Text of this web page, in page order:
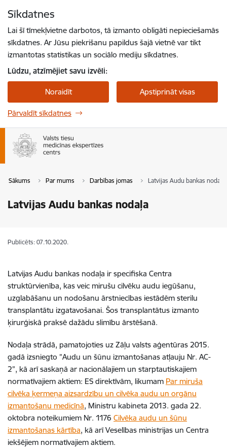
Sīkdatnes
Lai šī tīmekļvietne darbotos, tā izmanto obligāti nepieciešamās
sīkdatnes. Ar Jūsu piekrišanu papildus šajā vietnē var tikt
izmantotas statistikas un sociālo mediju sīkdatnes.
Lūdzu, atzīmējiet savu izvēli:
Noraidīt Apstiprināt visas
Pārvaldīt sīkdatnes
Sākums Par mums Darbības jomas Latvijas Audu bankas nodaļa
Latvijas Audu bankas nodaļa
Publicēts: 07.10.2020.
Latvijas Audu bankas nodaļa ir specifiska Centra
struktūrvienība, kas veic mirušu cilvēku audu iegūšanu,
uzglabāšanu un nodošanu ārstniecības iestādēm sterilu
transplantātu izgatavošanai. Šos transplantātus izmanto
ķirurģiskā praksē dažādu slimību ārstēšanā.
Nodaļa strādā, pamatojoties uz Zāļu valsts aģentūras 2015.
gadā izsniegto ”Audu un šūnu izmantošanas atļauju Nr. AC-
2”, kā arī saskaņā ar nacionālajiem un starptautiskajiem
normatīvajiem aktiem: ES direktīvām, likumam Par miruša
cilvēka ķermeņa aizsardzību un cilvēka audu un orgānu
izmantošanu medicīnā, Ministru kabineta 2013. gada 22.
oktobra noteikumiem Nr. 1176 Cilvēka audu un šūnu
izmantošanas kārtība, kā arī Veselības ministrijas un Centra
iekšējiem normatīvajiem aktiem.